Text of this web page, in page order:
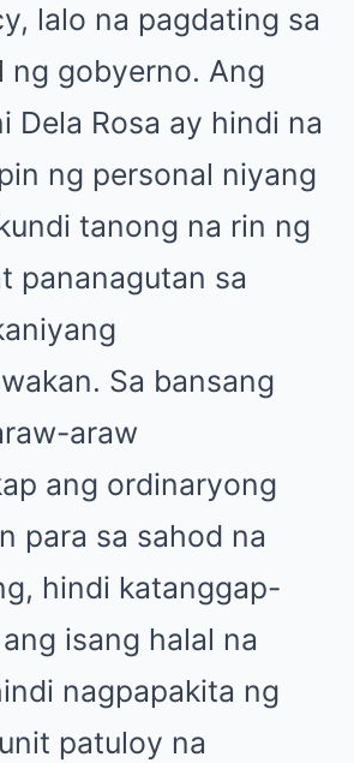
lalo na pagdating sa
ng gobyerno. Ang
Dela Rosa ay hindi na
ng personal niyang
tanong na rin ng
pananagutan sa
Sa bansang
araw
ang ordinaryong
para sa sahod na
hindi katanggap-
isang halal na
nagpapakita ng
patuloy na